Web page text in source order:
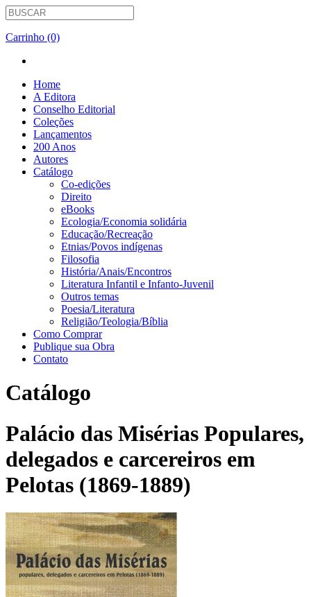
Carrinho (0)
Home
A Editora
Conselho Editorial
Coleções
Lançamentos
200 Anos
Autores
Catálogo
Co-edições
Direito
eBooks
Ecologia/Economia solidária
Educação/Recreação
Etnias/Povos indígenas
Filosofia
História/Anais/Encontros
Literatura Infantil e Infanto-Juvenil
Outros temas
Poesia/Literatura
Religião/Teologia/Bíblia
Como Comprar
Publique sua Obra
Contato
Catálogo
Palácio das Misérias Populares,
delegados e carcereiros em
Pelotas (1869-1889)